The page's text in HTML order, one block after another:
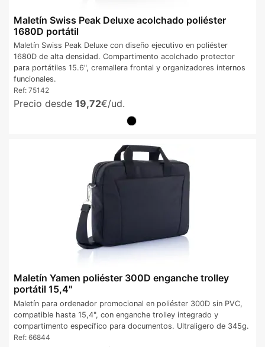
Maletín Swiss Peak Deluxe acolchado poliéster
1680D portátil
Maletín Swiss Peak Deluxe con diseño ejecutivo en poliéster
1680D de alta densidad. Compartimento acolchado protector
para portátiles 15.6", cremallera frontal y organizadores internos
funcionales.
Ref: 75142
Precio desde 19,72€/ud.
Maletín Yamen poliéster 300D enganche trolley
portátil 15,4"
Maletín para ordenador promocional en poliéster 300D sin PVC,
compatible hasta 15,4", con enganche trolley integrado y
compartimento específico para documentos. Ultraligero de 345g.
Ref: 66844